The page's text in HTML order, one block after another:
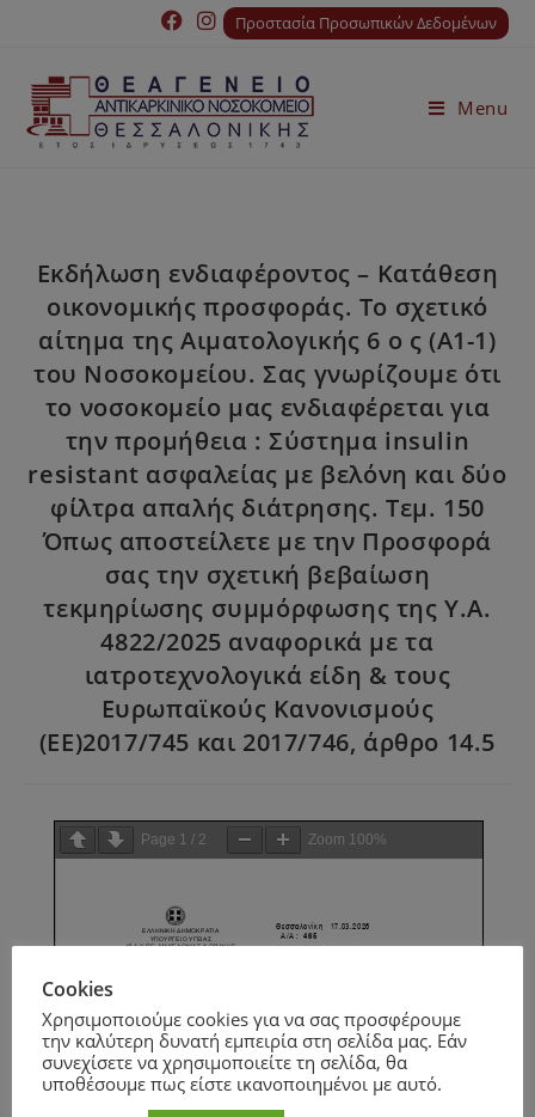
Προστασία Προσωπικών Δεδομένων
Menu
Εκδήλωση ενδιαφέροντος – Κατάθεση
οικονομικής προσφοράς. Το σχετικό
αίτημα της Αιματολογικής 6 ο ς (A1-1)
του Νοσοκομείου. Σας γνωρίζουμε ότι
το νοσοκομείο μας ενδιαφέρεται για
την προμήθεια : Σύστημα insulin
resistant ασφαλείας με βελόνη και δύο
φίλτρα απαλής διάτρησης. Τεμ. 150
Όπως αποστείλετε με την Προσφορά
σας την σχετική βεβαίωση
τεκμηρίωσης συμμόρφωσης της Υ.Α.
4822/2025 αναφορικά με τα
ιατροτεχνολογικά είδη & τους
Ευρωπαϊκούς Κανονισμούς
(ΕΕ)2017/745 και 2017/746, άρθρο 14.5
Page 1 / 2 Zoom 100%
Cookies
Χρησιμοποιούμε cookies για να σας προσφέρουμε
την καλύτερη δυνατή εμπειρία στη σελίδα μας. Εάν
συνεχίσετε να χρησιμοποιείτε τη σελίδα, θα
υποθέσουμε πως είστε ικανοποιημένοι με αυτό.